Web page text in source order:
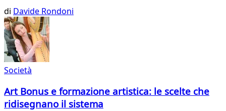
di Davide Rondoni
Società
Art Bonus e formazione artistica: le scelte che
ridisegnano il sistema